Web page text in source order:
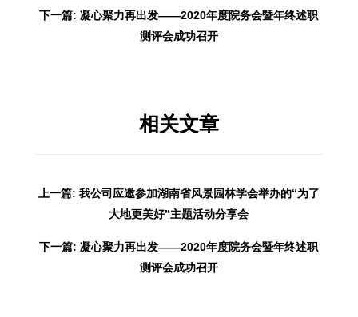
下一篇: 凝心聚力再出发——2020年度院务会暨年终述职
测评会成功召开
相关文章
上一篇: 我公司应邀参加湖南省风景园林学会举办的“为了
大地更美好”主题活动分享会
下一篇: 凝心聚力再出发——2020年度院务会暨年终述职
测评会成功召开